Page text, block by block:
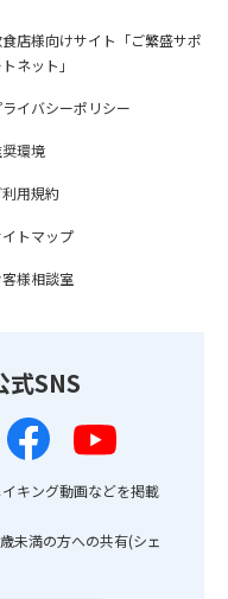
店様向けサイト「ご繁盛サポ
ネット」
ライバシーポリシー
環境
利用規約
トマップ
様相談室
式SNS
キング動画などを掲載
未満の方への共有(シェ